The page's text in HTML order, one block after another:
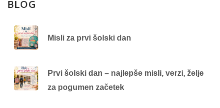
BLOG
Misli za prvi šolski dan
Prvi šolski dan – najlepše misli, verzi, želje
za pogumen začetek